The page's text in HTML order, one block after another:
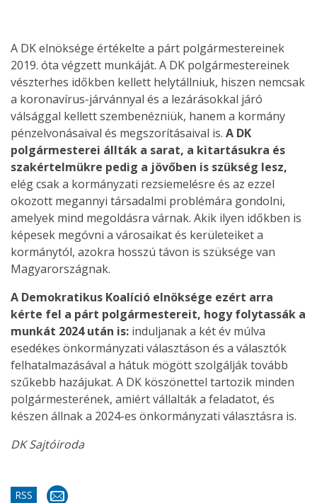
A DK elnöksége értékelte a párt polgármestereinek
2019. óta végzett munkáját. A DK polgármestereinek
vészterhes időkben kellett helytállniuk, hiszen nemcsak
a koronavírus-járvánnyal és a lezárásokkal járó
válsággal kellett szembenézniük, hanem a kormány
pénzelvonásaival és megszorításaival is. A DK
polgármesterei állták a sarat, a kitartásukra és
szakértelmükre pedig a jövőben is szükség lesz,
elég csak a kormányzati rezsiemelésre és az ezzel
okozott megannyi társadalmi problémára gondolni,
amelyek mind megoldásra várnak. Akik ilyen időkben is
képesek megóvni a városaikat és kerületeiket a
kormánytól, azokra hosszú távon is szüksége van
Magyarországnak.
A Demokratikus Koalíció elnöksége ezért arra
kérte fel a párt polgármestereit, hogy folytassák a
munkát 2024 után is: induljanak a két év múlva
esedékes önkormányzati választáson és a választók
felhatalmazásával a hátuk mögött szolgálják tovább
szűkebb hazájukat. A DK köszönettel tartozik minden
polgármesterének, amiért vállalták a feladatot, és
készen állnak a 2024-es önkormányzati választásra is.
DK Sajtóiroda
RSS